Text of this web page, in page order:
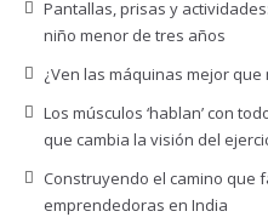
Pantallas, prisas y
niño menor de tres años
¿Ven las máquinas mejor
Los músculos ‘hablan’ con
que cambia la visión del
Construyendo el camino que
emprendedoras en India